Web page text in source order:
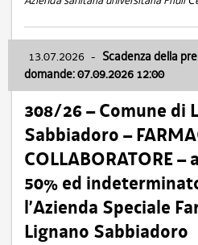
13.07.2026 - Scadenza della
domande: 07.09.2026 12:00
308/26 – Comune di
Sabbiadoro –
COLLABORATORE
50% ed
l’Azienda Speciale
Lignano Sabbiadoro